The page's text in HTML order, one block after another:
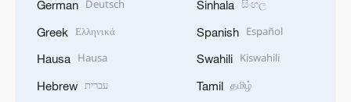
German Deutsch
Greek Ελληνικά
Hausa Hausa
Hebrew עברית
Sinhala සිංහල
Spanish Español
Swahili Kiswahili
Tamil தமிழ்